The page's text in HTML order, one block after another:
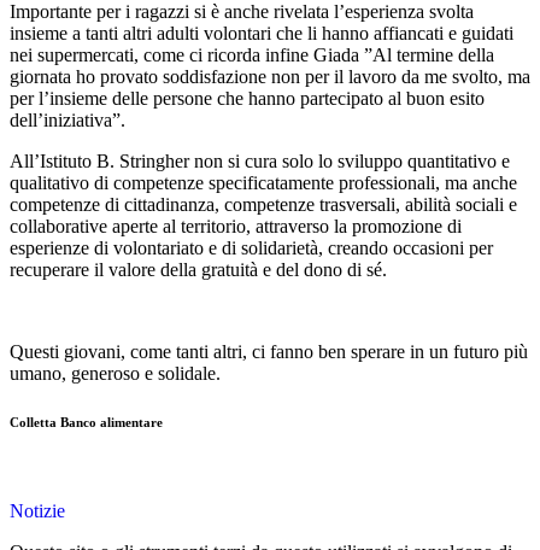
Importante per i ragazzi si è anche rivelata l’esperienza svolta
insieme a tanti altri adulti volontari che li hanno affiancati e guidati
nei supermercati, come ci ricorda infine Giada ”Al termine della
giornata ho provato soddisfazione non per il lavoro da me svolto, ma
per l’insieme delle persone che hanno partecipato al buon esito
dell’iniziativa”.
All’Istituto B. Stringher non si cura solo lo sviluppo quantitativo e
qualitativo di competenze specificatamente professionali, ma anche
competenze di cittadinanza, competenze trasversali, abilità sociali e
collaborative aperte al territorio, attraverso la promozione di
esperienze di volontariato e di solidarietà, creando occasioni per
recuperare il valore della gratuità e del dono di sé.
Questi giovani, come tanti altri, ci fanno ben sperare in un futuro più
umano, generoso e solidale.
Colletta Banco alimentare
Notizie